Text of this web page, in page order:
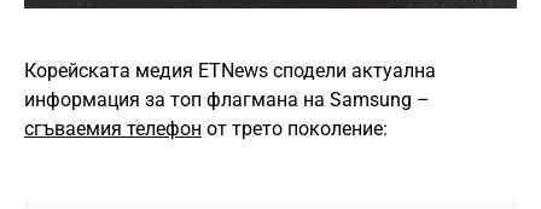
Корейската медия ETNews сподели актуална
информация за топ флагмана на Samsung –
сгъваемия телефон от трето поколение: